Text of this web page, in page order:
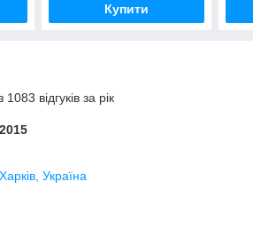
Купити
відгуків за рік
Україна